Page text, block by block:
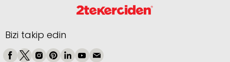
Bizi takip edin